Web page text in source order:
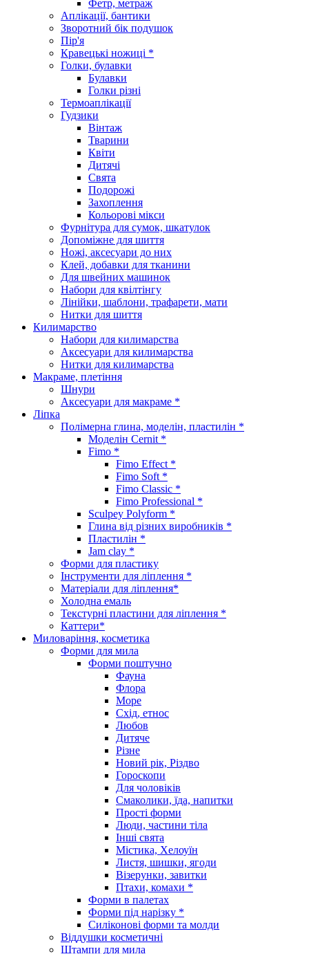
Фетр, метраж
Аплікації, бантики
Зворотний бік подушок
Пір'я
Кравецькі ножиці *
Голки, булавки
Булавки
Голки різні
Термоаплікації
Гудзики
Вінтаж
Тварини
Квіти
Дитячі
Свята
Подорожі
Захоплення
Кольорові мікси
Фурнітура для сумок, шкатулок
Допоміжне для шиття
Ножі, аксесуари до них
Клей, добавки для тканини
Для швейних машинок
Набори для квілтінгу
Лінійки, шаблони, трафарети, мати
Нитки для шиття
Килимарство
Набори для килимарства
Аксесуари для килимарства
Нитки для килимарства
Макраме, плетіння
Шнури
Аксесуари для макраме *
Ліпка
Полімерна глина, моделін, пластилін *
Моделін Cernit *
Fimo *
Fimo Effect *
Fimo Soft *
Fimo Classic *
Fimo Professional *
Sculpey Polyform *
Глина від різних виробників *
Пластилін *
Jam clay *
Форми для пластику
Інструменти для ліплення *
Матеріали для ліплення*
Холодна емаль
Текстурні пластини для ліплення *
Каттери*
Миловаріння, косметика
Форми для мила
Форми поштучно
Фауна
Флора
Море
Схід, етнос
Любов
Дитяче
Різне
Новий рік, Різдво
Гороскопи
Для чоловіків
Смаколики, їда, напитки
Прості форми
Люди, частини тіла
Інші свята
Містика, Хелоуїн
Листя, шишки, ягоди
Візерунки, завитки
Птахи, комахи *
Форми в палетах
Форми під нарізку *
Силіконові форми та молди
Віддушки косметичні
Штампи для мила